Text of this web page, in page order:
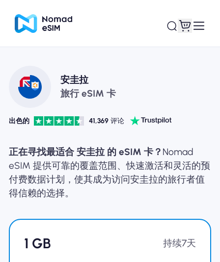
登录 / 注册
关于 eSIM
安圭拉
旅行 eSIM 卡
出色的 41,369 评论
正在寻找最适合 安圭拉 的 eSIM 卡？ Nomad
eSIM 提供可靠的覆盖范围、快速激活和灵活的预
付费数据计划，使其成为访问安圭拉的旅行者值
得信赖的选择。
1 GB 持续7天